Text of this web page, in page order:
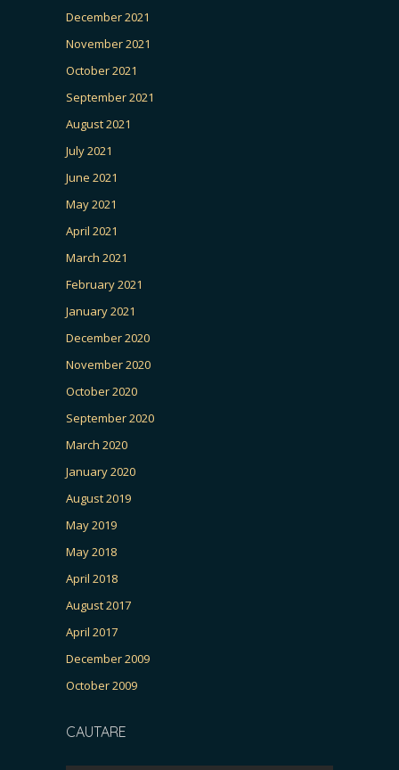
December 2021
November 2021
October 2021
September 2021
August 2021
July 2021
June 2021
May 2021
April 2021
March 2021
February 2021
January 2021
December 2020
November 2020
October 2020
September 2020
March 2020
January 2020
August 2019
May 2019
May 2018
April 2018
August 2017
April 2017
December 2009
October 2009
CAUTARE